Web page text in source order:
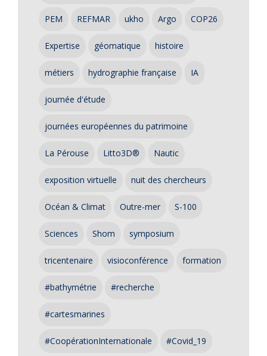
PEM REFMAR ukho Argo COP26
Expertise géomatique histoire
métiers hydrographie française IA
journée d'étude
journées européennes du patrimoine
La Pérouse Litto3D® Nautic
exposition virtuelle nuit des chercheurs
Océan & Climat Outre-mer S-100
Sciences Shom symposium
tricentenaire visioconférence formation
#bathymétrie #recherche
#cartesmarines
#CoopérationInternationale #Covid_19